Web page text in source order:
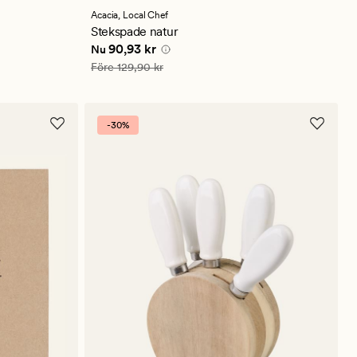
ett
genomsnittligt
betyg
på
3.5
Acacia, Local Chef
Stekspade natur
Nuvarande pris
Nu 90,93 kr
Ordinarie pris 129,90 kr
Före129,90 kr
-30%